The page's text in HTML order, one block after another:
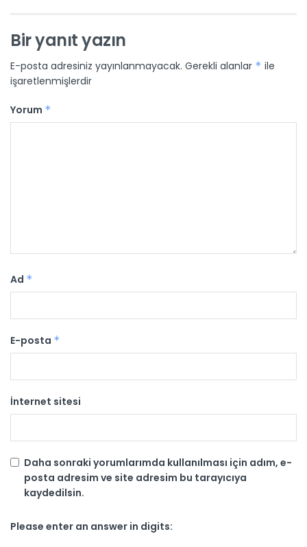
Bir yanıt yazın
E-posta adresiniz yayınlanmayacak. Gerekli alanlar * ile
işaretlenmişlerdir
Yorum *
Ad *
E-posta *
İnternet sitesi
Daha sonraki yorumlarımda kullanılması için adım, e-
posta adresim ve site adresim bu tarayıcıya
kaydedilsin.
Please enter an answer in digits: